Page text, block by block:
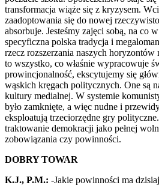
transformacja wiąże się z kryzysem.
zaadoptowania się do nowej
absorbuje. Jesteśmy zajęci sobą, na co
specyficzna polska tradycja i
rzecz rozszerzania naszych
to wszystko, co właśnie wypracowuje
prowincjonalność, ekscytujemy się
wąskich kręgach politycznych. One są
kultury medialnej. W systemie
było zamknięte, a więc nudne i
eksploatują trzeciorzędne gry
traktowanie demokracji jako pełnej
zobowiązania czy powinności.
DOBRY TOWAR
K.J., P.M.: -Jakie powinności ma